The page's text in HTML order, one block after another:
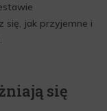
się, jak przyjemne i
się